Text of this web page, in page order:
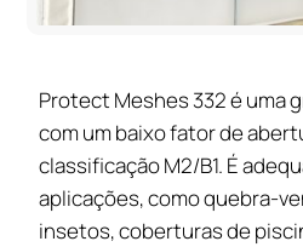
Protect Meshes 332 é uma
com um baixo fator de
classificação M2/B1. É
aplicações, como quebra-
insetos, coberturas de